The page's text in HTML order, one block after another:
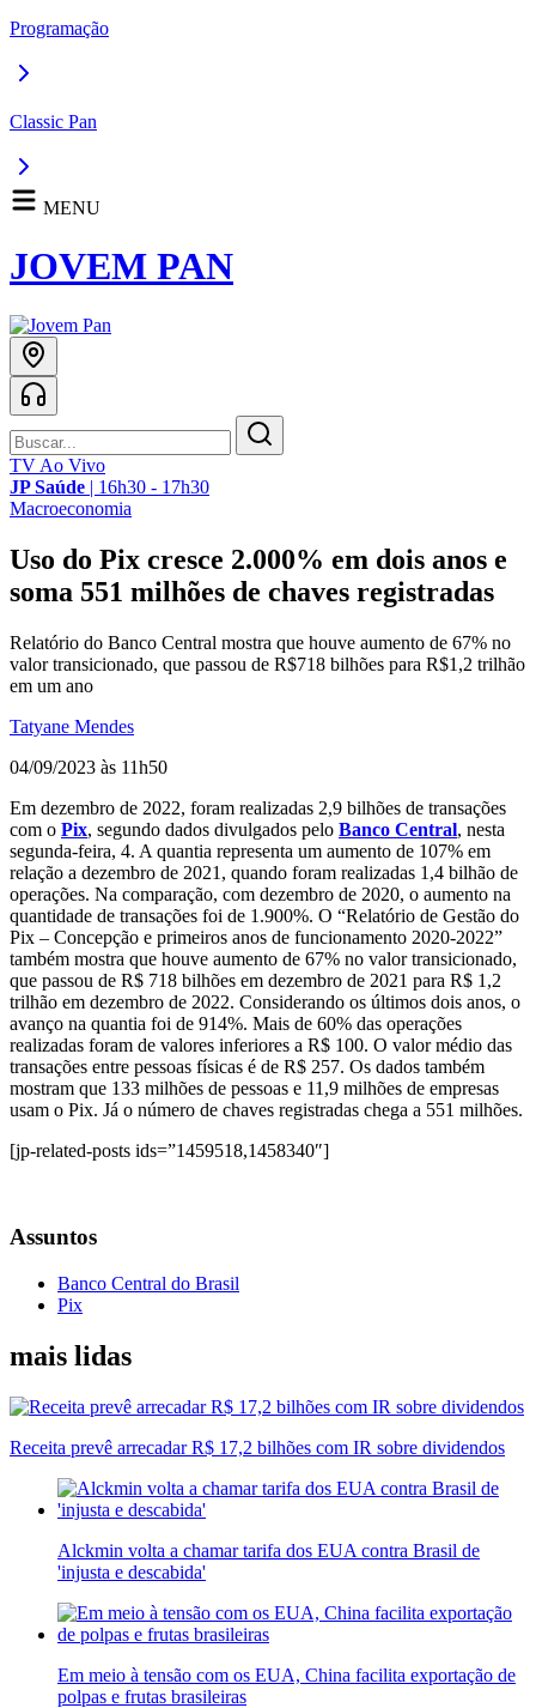
Programação
Classic Pan
MENU
JOVEM PAN
TV Ao Vivo
JP Saúde | 16h30 - 17h30
Macroeconomia
Uso do Pix cresce 2.000% em dois anos e
soma 551 milhões de chaves registradas
Relatório do Banco Central mostra que houve aumento de 67% no
valor transicionado, que passou de R$718 bilhões para R$1,2 trilhão
em um ano
Tatyane Mendes
04/09/2023 às 11h50
Em dezembro de 2022, foram realizadas 2,9 bilhões de transações
com o Pix, segundo dados divulgados pelo Banco Central, nesta
segunda-feira, 4. A quantia representa um aumento de 107% em
relação a dezembro de 2021, quando foram realizadas 1,4 bilhão de
operações. Na comparação, com dezembro de 2020, o aumento na
quantidade de transações foi de 1.900%. O “Relatório de Gestão do
Pix – Concepção e primeiros anos de funcionamento 2020-2022”
também mostra que houve aumento de 67% no valor transicionado,
que passou de R$ 718 bilhões em dezembro de 2021 para R$ 1,2
trilhão em dezembro de 2022. Considerando os últimos dois anos, o
avanço na quantia foi de 914%. Mais de 60% das operações
realizadas foram de valores inferiores a R$ 100. O valor médio das
transações entre pessoas físicas é de R$ 257. Os dados também
mostram que 133 milhões de pessoas e 11,9 milhões de empresas
usam o Pix. Já o número de chaves registradas chega a 551 milhões.
[jp-related-posts ids=”1459518,1458340″]
Assuntos
Banco Central do Brasil
Pix
mais lidas
Receita prevê arrecadar R$ 17,2 bilhões com IR sobre dividendos
Alckmin volta a chamar tarifa dos EUA contra Brasil de
'injusta e descabida'
Em meio à tensão com os EUA, China facilita exportação de
polpas e frutas brasileiras